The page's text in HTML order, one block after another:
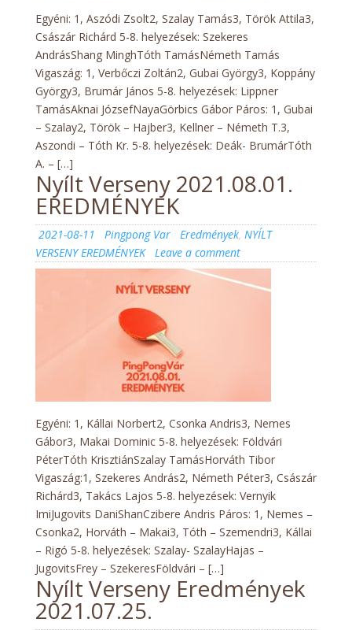
Egyéni: 1, Aszódi Zsolt2, Szalay Tamás3, Török Attila3,
Császár Richárd 5-8. helyezések: Szekeres
AndrásShang MinghTóth TamásNémeth Tamás
Vigaszág: 1, Verbőczi Zoltán2, Gubai György3, Koppány
György3, Brumár János 5-8. helyezések: Lippner
TamásAknai JózsefNayaGörbics Gábor Páros: 1, Gubai
– Szalay2, Török – Hajber3, Kellner – Németh T.3,
Aszondi – Tóth Kr. 5-8. helyezések: Deák- BrumárTóth
A. – […]
Nyílt Verseny 2021.08.01.
EREDMÉNYEK
Posted
on
2021-08-11 Author
Pingpong Var Categories
Eredmények, NYÍLT
VERSENY EREDMÉNYEK
Leave a commenton
Nyílt
Verseny
Egyéni: 1, Kállai Norbert2, Csonka Andris3, Nemes
Gábor3, Makai Dominic 5-8. helyezések: Földvári
PéterTóth KrisztiánSzalay TamásHorváth Tibor
Vigaszág:1, Szekeres András2, Németh Péter3, Császár
Richárd3, Takács Lajos 5-8. helyezések: Vernyik
ImiJugovits DaniShanCzibere Andris Páros: 1, Nemes –
Csonka2, Horváth – Makai3, Tóth – Szemendri3, Kállai
– Rigó 5-8. helyezések: Szalay- SzalayHajas –
JugovitsFrey – SzekeresFöldvári – […]
Nyílt Verseny Eredmények
2021.07.25.